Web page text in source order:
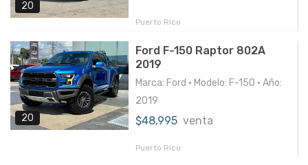
20
Puerto Rico
20
Ford F-150 Raptor 802A
2019
Marca: Ford • Modelo: F-150 • Año:
2019
$48,995 venta
Puerto Rico